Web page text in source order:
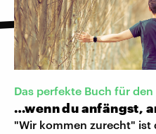
Das perfekte Buch für
…wenn du anfängst,
"Wir kommen zurecht" ist